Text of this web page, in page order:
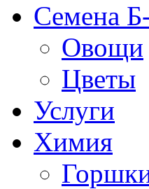
Семена
Овощи
Цветы
Услуги
Химия